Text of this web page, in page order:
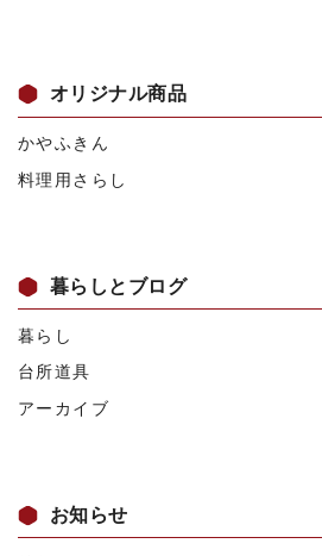
オリジナル商品
かやふきん
料理用さらし
暮らしとブログ
暮らし
台所道具
アーカイブ
お知らせ